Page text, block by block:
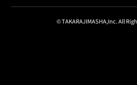
© TAKARAJIMASHA,Inc. All